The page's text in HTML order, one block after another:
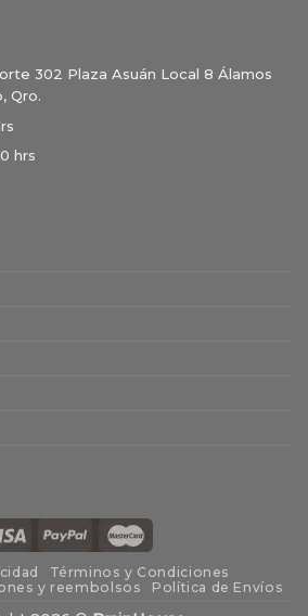
302 Plaza Asuán Local 8 Álamos
Qro.
hrs
Términos y Condiciones
y reembolsos
Política de Envíos